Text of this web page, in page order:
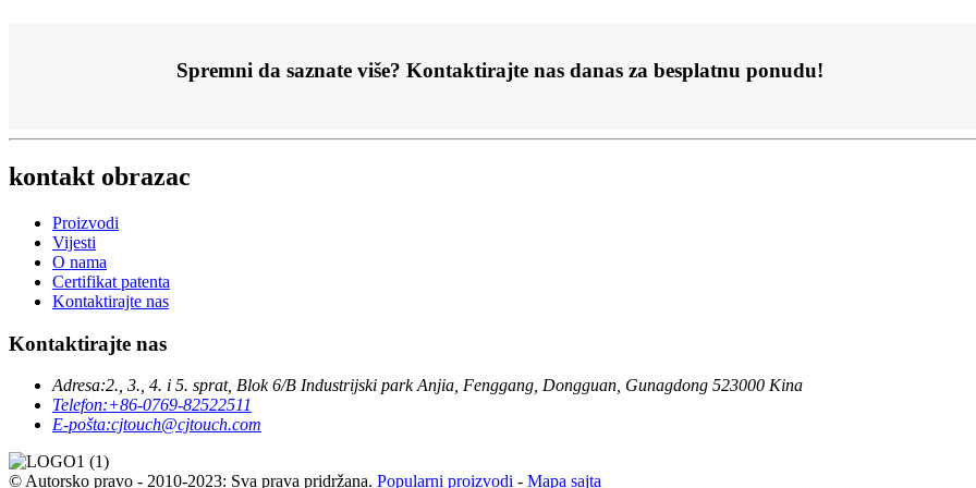
Spremni da saznate više? Kontaktirajte nas danas za besplatnu ponudu!
kontakt obrazac
Proizvodi
Vijesti
O nama
Certifikat patenta
Kontaktirajte nas
Kontaktirajte nas
Adresa:2., 3., 4. i 5. sprat, Blok 6/B Industrijski park Anjia, Fenggang, Dongguan, Gunagdong 523000 Kina
Telefon:+86-0769-82522511
E-pošta:cjtouch@cjtouch.com
© Autorsko pravo - 2010-2023: Sva prava pridržana. Popularni proizvodi - Mapa sajta